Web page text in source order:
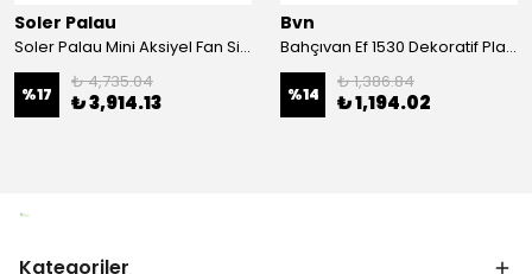
Soler Palau
Soler Palau Mini Aksiyel Fan Silent Serisi-100-Cz
%17
₺ 4,735.04
₺ 3,914.13
Bvn
Bahçıvan Ef 1530 Dekoratif Plastik Fan
%14
₺ 1,386.84
₺ 1,194.02
Kategoriler